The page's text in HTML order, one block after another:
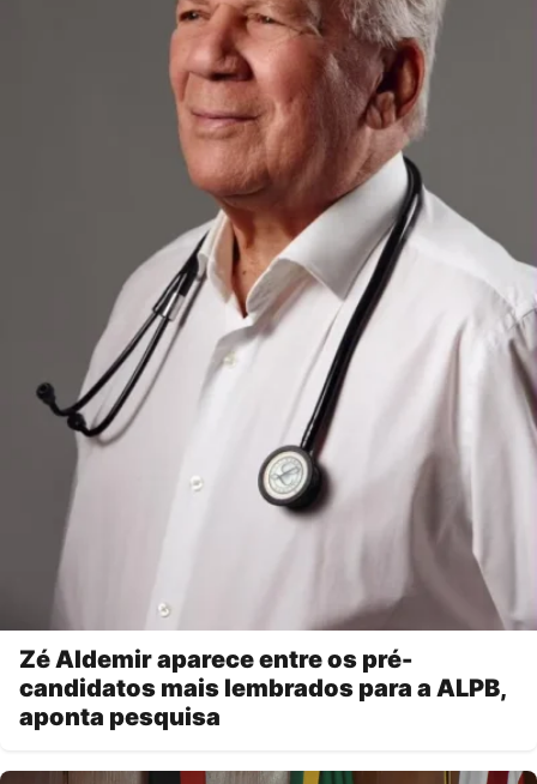
Zé Aldemir aparece entre os pré-
candidatos mais lembrados para a ALPB,
aponta pesquisa